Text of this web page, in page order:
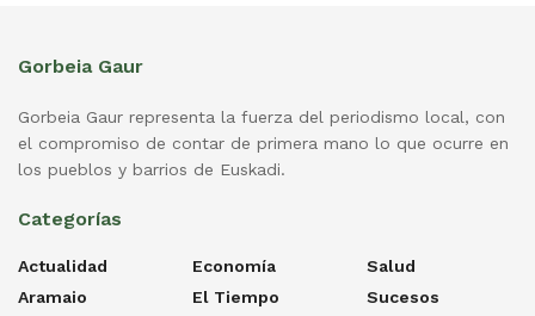
Gorbeia Gaur
Gorbeia Gaur representa la fuerza del periodismo local, con
el compromiso de contar de primera mano lo que ocurre en
los pueblos y barrios de Euskadi.
Categorías
Actualidad
Aramaio
Economía
El Tiempo
Salud
Sucesos